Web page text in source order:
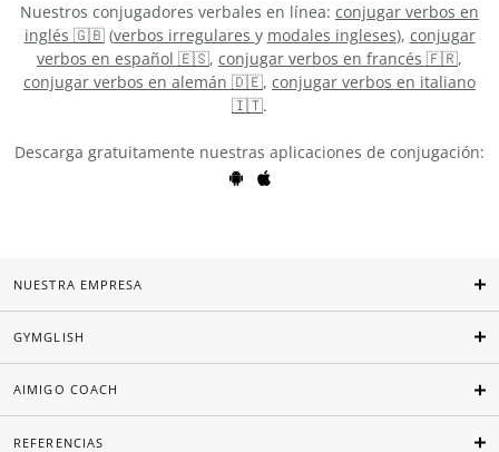
Nuestros conjugadores verbales en línea: conjugar verbos en
inglés 🇬🇧(verbos irregulares y modales ingleses), conjugar
verbos en español 🇪🇸, conjugar verbos en francés 🇫🇷,
conjugar verbos en alemán 🇩🇪, conjugar verbos en italiano
🇮🇹.
Descarga gratuitamente nuestras aplicaciones de conjugación:
NUESTRA EMPRESA
GYMGLISH
AIMIGO COACH
REFERENCIAS